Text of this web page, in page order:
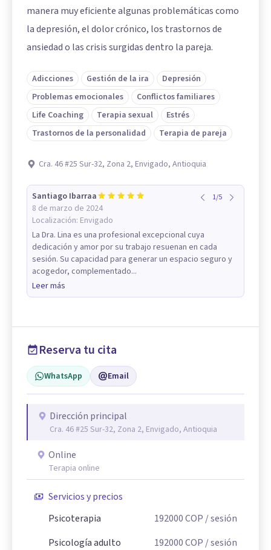
manera muy eficiente algunas problemáticas como
la depresión, el dolor crónico, los trastornos de
ansiedad o las crisis surgidas dentro la pareja.
Adicciones Gestión de la ira
Depresión
Problemas emocionales
Conflictos familiares
Life Coaching
Terapia sexual
Estrés
Trastornos de la personalidad
Terapia de pareja
Cra. 46 #25 Sur-32, Zona 2, Envigado, Antioquia
Santiago Ibarraa
8 de marzo de 2024
Localización: Envigado
1/5
La Dra. Lina es una profesional excepcional cuya
dedicación y amor por su trabajo resuenan en cada
sesión. Su capacidad para generar un espacio seguro y
acogedor, complementado...
Leer más
Reserva tu cita
WhatsApp Email
Dirección principal
Cra. 46 #25 Sur-32, Zona 2, Envigado, Antioquia
Online
Terapia online
Servicios y precios
Psicoterapia
192000COP / sesión
Psicología adulto
192000COP / sesión